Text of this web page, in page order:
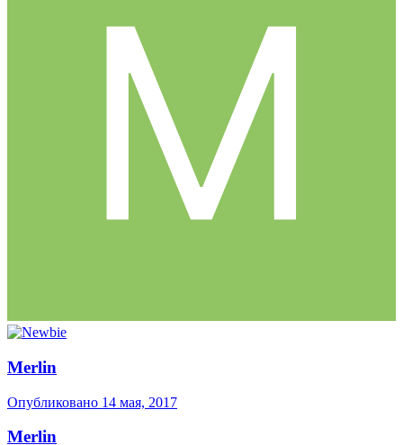
Merlin
Опубликовано 14 мая, 2017
Merlin